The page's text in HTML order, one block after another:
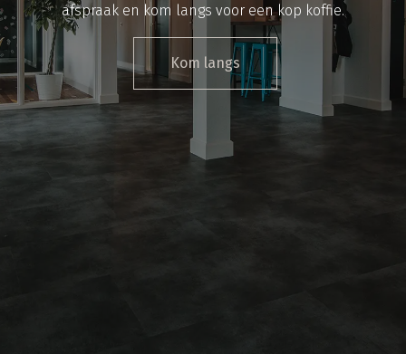
afspraak en kom langs voor een kop koffie.
Kom langs